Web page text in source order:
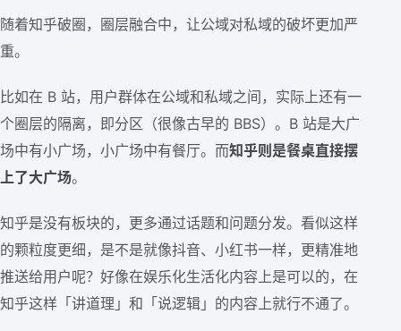
随着知乎破圈，圈层融合中，让公域对私域的破坏更加严
重。
比如在 B 站，用户群体在公域和私域之间，实际上还有一
个圈层的隔离，即分区（很像古早的 BBS）。B 站是大广
场中有小广场，小广场中有餐厅。而知乎则是餐桌直接摆
上了大广场。
知乎是没有板块的，更多通过话题和问题分发。看似这样
的颗粒度更细，是不是就像抖音、小红书一样，更精准地
推送给用户呢？好像在娱乐化生活化内容上是可以的，在
知乎这样「讲道理」和「说逻辑」的内容上就行不通了。